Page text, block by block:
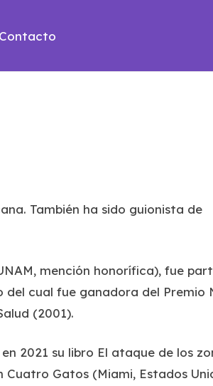
Contacto
También ha sido guionista de
mención honorífica), fue
del cual fue ganadora del Premio
(2001).
2021 su libro El ataque de los
Gatos (Miami, Estados